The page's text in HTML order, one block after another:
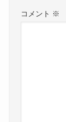
コメント ※